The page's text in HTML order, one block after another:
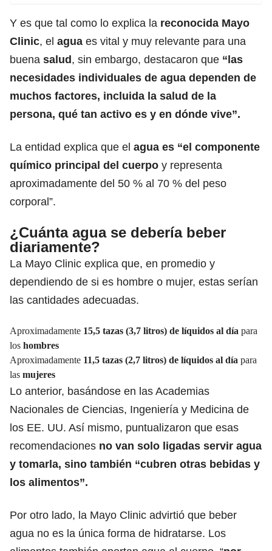
Y es que tal como lo explica la reconocida Mayo
Clinic, el agua es vital y muy relevante para una
buena salud, sin embargo, destacaron que “las
necesidades individuales de agua dependen de
muchos factores, incluida la salud de la
persona, qué tan activo es y en dónde vive”.
La entidad explica que el agua es “el componente
químico principal del cuerpo y representa
aproximadamente del 50 % al 70 % del peso
corporal”.
¿Cuánta agua se debería beber
diariamente?
La Mayo Clinic explica que, en promedio y
dependiendo de si es hombre o mujer, estas serían
las cantidades adecuadas.
Aproximadamente 15,5 tazas (3,7 litros) de líquidos al día para
los hombres
Aproximadamente 11,5 tazas (2,7 litros) de líquidos al día para
las mujeres
Lo anterior, basándose en las Academias
Nacionales de Ciencias, Ingeniería y Medicina de
los EE. UU. Así mismo, puntualizaron que esas
recomendaciones no van solo ligadas servir agua
y tomarla, sino también “cubren otras bebidas y
los alimentos”.
Por otro lado, la Mayo Clinic advirtió que beber
agua no es la única forma de hidratarse. Los